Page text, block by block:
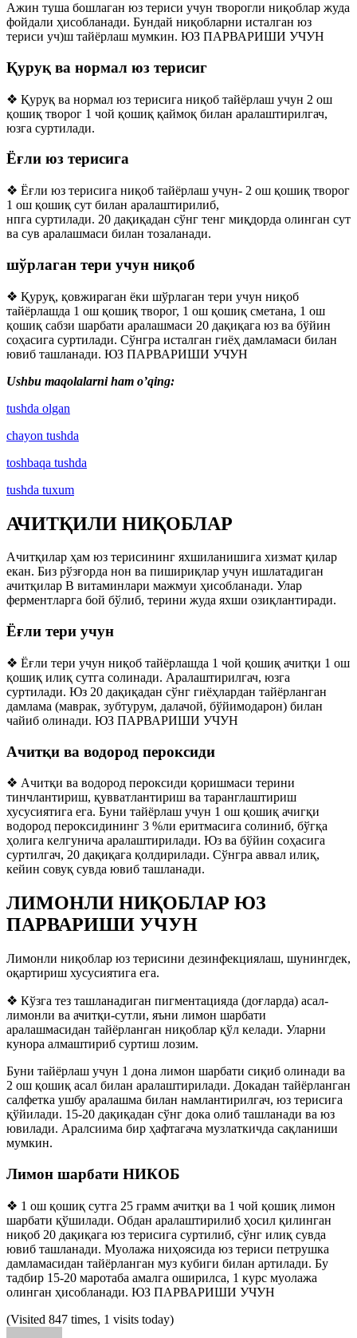
Ажин туша бошлаган юз териси учун творогли ниқоблар жуда
фойдали ҳисобланади. Бундай ниқобларни исталган юз
териси уч)ш тайёрлаш мумкин. ЮЗ ПАРВАРИШИ УЧУН
Қуруқ ва нормал юз терисиг
❖ Қуруқ ва нормал юз терисига ниқоб тайёрлаш учун 2 ош
қошиқ творог 1 чой қошиқ қаймоқ билан аралаштирилгач,
юзга суртилади.
Ёғли юз терисига
❖ Ёғли юз терисига ниқоб тайёрлаш учун- 2 ош қошиқ творог
1 ош қошиқ сут билан аралаштирилиб,
нпга суртилади. 20 дақиқадан сўнг тенг миқдорда олинган сут
ва сув аралашмаси билан тозаланади.
шўрлаган тери учун ниқоб
❖ Қуруқ, қовжираган ёки шўрлаган тери учун ниқоб
тайёрлашда 1 ош қошиқ творог, 1 ош қошиқ сметана, 1 ош
қошиқ сабзи шарбати аралашмаси 20 дақиқага юз ва бўйин
соҳасига суртилади. Сўнгра исталган гиёҳ дамламаси билан
ювиб ташланади. ЮЗ ПАРВАРИШИ УЧУН
Ushbu maqolalarni ham o’qing:
tushda olgan
chayon tushda
toshbaqa tushda
tushda tuxum
АЧИТҚИЛИ НИҚОБЛАР
Ачитқилар ҳам юз терисининг яхшиланишига хизмат қилар
екан. Биз рўзғорда нон ва пишириқлар учун ишлатадиган
ачитқилар В витаминлари мажмуи ҳисобланади. Улар
ферментларга бой бўлиб, терини жуда яхши озиқлантиради.
Ёғли тери учун
❖ Ёғли тери учун ниқоб тайёрлашда 1 чой қошиқ ачитқи 1 ош
қошиқ илиқ сутга солинади. Аралаштирилгач, юзга
суртилади. Юз 20 дақиқадан сўнг гиёҳлардан тайёрланган
дамлама (маврак, зубтурум, далачой, бўйимодарон) билан
чайиб олинади. ЮЗ ПАРВАРИШИ УЧУН
Ачитқи ва водород пероксиди
❖ Ачитқи ва водород пероксиди қоришмаси терини
тинчлантириш, қувватлантириш ва таранглаштириш
хусусиятига ега. Буни тайёрлаш учун 1 ош қошиқ ачигқи
водород пероксидининг 3 %ли еритмасига солиниб, бўгқа
ҳолига келгунича аралаштирилади. Юз ва бўйин соҳасига
суртилгач, 20 дақиқага қолдирилади. Сўнгра аввал илиқ,
кейин совуқ сувда ювиб ташланади.
ЛИМОНЛИ НИҚОБЛАР ЮЗ
ПАРВАРИШИ УЧУН
Лимонли ниқоблар юз терисини дезинфекциялаш, шунингдек,
оқартириш хусусиятига ега.
❖ Кўзга тез ташланадиган пигментацияда (доғларда) асал-
лимонли ва ачитқи-сутли, яъни лимон шарбати
аралашмасидан тайёрланган ниқоблар қўл келади. Уларни
кунора алмаштириб суртиш лозим.
Буни тайёрлаш учун 1 дона лимон шарбати сиқиб олинади ва
2 ош қошиқ асал билан аралаштирилади. Докадан тайёрланган
салфетка ушбу аралашма билан намлантирилгач, юз терисига
қўйилади. 15-20 дақиқадан сўнг дока олиб ташланади ва юз
ювилади. Аралсиима бир ҳафтагача музлаткичда сақланиши
мумкин.
Лимон шарбати НИКОБ
❖ 1 ош қошиқ сутга 25 грамм ачитқи ва 1 чой қошиқ лимон
шарбати қўшилади. Обдан аралаштирилиб ҳосил қилинган
ниқоб 20 дақиқага юз терисига суртилиб, сўнг илиқ сувда
ювиб ташланади. Муолажа ниҳоясида юз териси петрушка
дамламасидан тайёрланган муз кубиги билан артилади. Бу
тадбир 15-20 маротаба амалга оширилса, 1 курс муолажа
олинган ҳисобланади. ЮЗ ПАРВАРИШИ УЧУН
(Visited 847 times, 1 visits today)